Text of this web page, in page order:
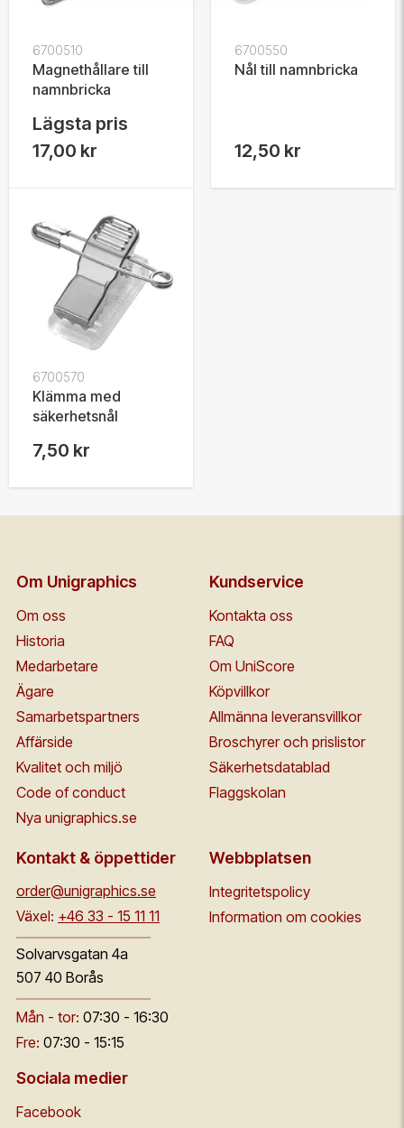
6700510
Magnethållare till
namnbricka
Lägsta pris
17,00 kr
6700550
Nål till namnbricka
12,50 kr
6700570
Klämma med
säkerhetsnål
7,50 kr
Om Unigraphics
Om oss
Historia
Medarbetare
Ägare
Samarbetspartners
Affärside
Kvalitet och miljö
Code of conduct
Nya unigraphics.se
Kundservice
Kontakta oss
FAQ
Om UniScore
Köpvillkor
Allmänna leveransvillkor
Broschyrer och prislistor
Säkerhetsdatablad
Flaggskolan
Kontakt & öppettider
order@unigraphics.se
Växel: +46 33 - 15 11 11
Solvarvsgatan 4a
507 40 Borås
Mån - tor: 07:30 - 16:30
Fre: 07:30 - 15:15
Webbplatsen
Integritetspolicy
Information om cookies
Sociala medier
Facebook